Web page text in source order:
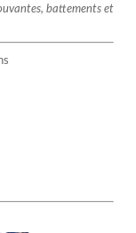
battements et